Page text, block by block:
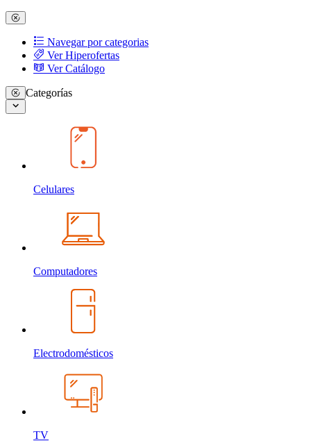
Navegar por categorias
Ver Hiperofertas
Ver Catálogo
Categorías
Celulares
Computadores
Electrodomésticos
TV